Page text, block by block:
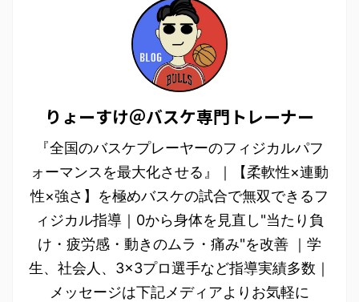
りょーすけ＠バスケ専門トレーナー
『全国のバスケプレーヤーのフィジカルパフ
ォーマンスを最大化させる』｜【柔軟性×連動
性×強さ】を極めバスケの試合で無双できるフ
ィジカル指導｜0から身体を見直し"当たり負
け・疲労感・動きのムラ・痛み"を改善 ｜学
生、社会人、3×3プロ選手など指導実績多数｜
メッセージは下記メディアよりお気軽に